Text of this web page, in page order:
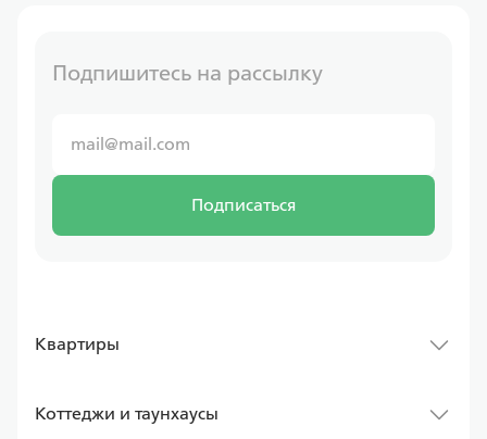
Подпишитесь на рассылку
Подписаться
Квартиры
Коттеджи и таунхаусы